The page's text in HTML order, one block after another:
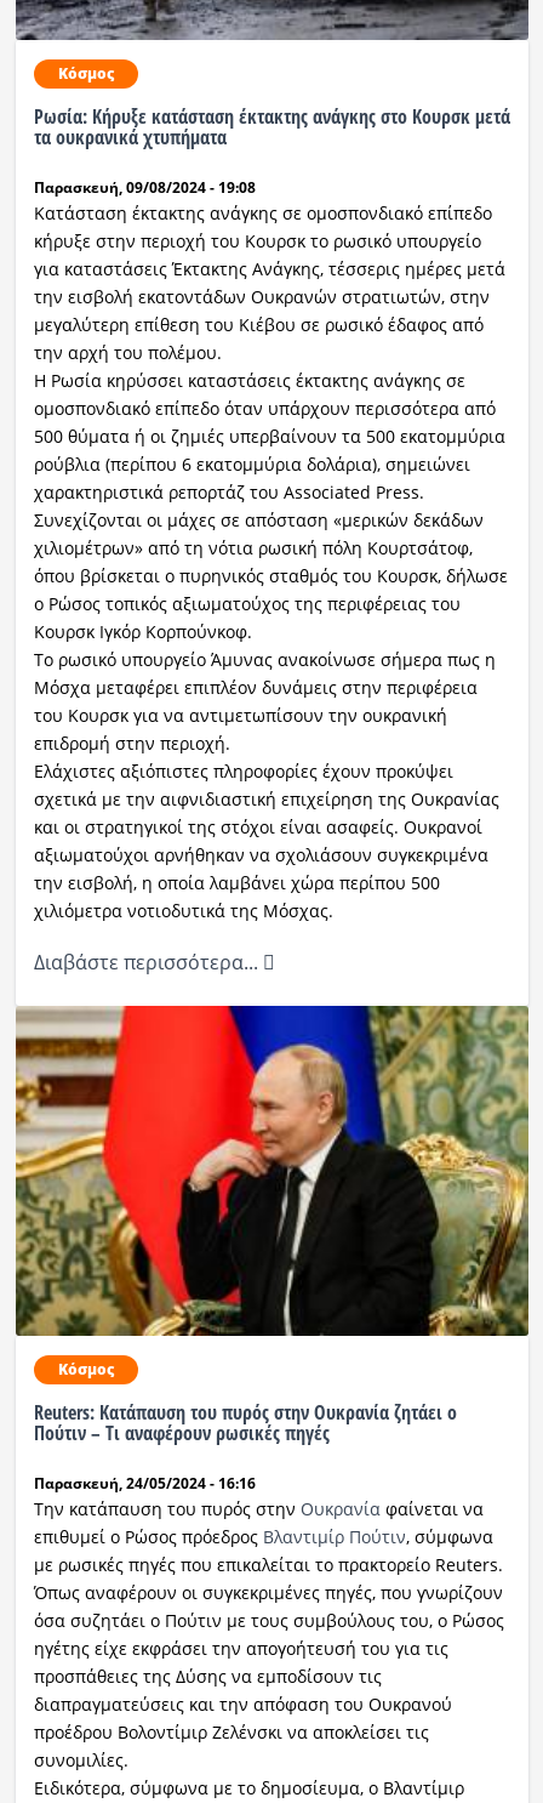
Κόσμος
Ρωσία: Κήρυξε κατάσταση έκτακτης ανάγκης στο Κουρσκ μετά
τα ουκρανικά χτυπήματα
Παρασκευή, 09/08/2024 - 19:08
Κατάσταση έκτακτης ανάγκης σε ομοσπονδιακό επίπεδο
κήρυξε στην περιοχή του Κουρσκ το ρωσικό υπουργείο
για καταστάσεις Έκτακτης Ανάγκης, τέσσερις ημέρες μετά
την εισβολή εκατοντάδων Ουκρανών στρατιωτών, στην
μεγαλύτερη επίθεση του Κιέβου σε ρωσικό έδαφος από
την αρχή του πολέμου.
Η Ρωσία κηρύσσει καταστάσεις έκτακτης ανάγκης σε
ομοσπονδιακό επίπεδο όταν υπάρχουν περισσότερα από
500 θύματα ή οι ζημιές υπερβαίνουν τα 500 εκατομμύρια
ρούβλια (περίπου 6 εκατομμύρια δολάρια), σημειώνει
χαρακτηριστικά ρεπορτάζ του Associated Press.
Συνεχίζονται οι μάχες σε απόσταση «μερικών δεκάδων
χιλιομέτρων» από τη νότια ρωσική πόλη Κουρτσάτοφ,
όπου βρίσκεται ο πυρηνικός σταθμός του Κουρσκ, δήλωσε
ο Ρώσος τοπικός αξιωματούχος της περιφέρειας του
Κουρσκ Ιγκόρ Κορπούνκοφ.
Το ρωσικό υπουργείο Άμυνας ανακοίνωσε σήμερα πως η
Μόσχα μεταφέρει επιπλέον δυνάμεις στην περιφέρεια
του Κουρσκ για να αντιμετωπίσουν την ουκρανική
επιδρομή στην περιοχή.
Ελάχιστες αξιόπιστες πληροφορίες έχουν προκύψει
σχετικά με την αιφνιδιαστική επιχείρηση της Ουκρανίας
και οι στρατηγικοί της στόχοι είναι ασαφείς. Ουκρανοί
αξιωματούχοι αρνήθηκαν να σχολιάσουν συγκεκριμένα
την εισβολή, η οποία λαμβάνει χώρα περίπου 500
χιλιόμετρα νοτιοδυτικά της Μόσχας.
Διαβάστε περισσότερα...
Κόσμος
Reuters: Κατάπαυση του πυρός στην Ουκρανία ζητάει ο
Πούτιν – Τι αναφέρουν ρωσικές πηγές
Παρασκευή, 24/05/2024 - 16:16
Την κατάπαυση του πυρός στην Ουκρανίαφαίνεται να
επιθυμεί ο Ρώσος πρόεδρος Βλαντιμίρ Πούτιν, σύμφωνα
με ρωσικές πηγές που επικαλείται το πρακτορείο Reuters.
Όπως αναφέρουν οι συγκεκριμένες πηγές, που γνωρίζουν
όσα συζητάει ο Πούτιν με τους συμβούλους του, ο Ρώσος
ηγέτης είχε εκφράσει την απογοήτευσή του για τις
προσπάθειες της Δύσης να εμποδίσουν τις
διαπραγματεύσεις και την απόφαση του Ουκρανού
προέδρου Βολοντίμιρ Ζελένσκι να αποκλείσει τις
συνομιλίες.
Ειδικότερα, σύμφωνα με το δημοσίευμα, ο Βλαντίμιρ